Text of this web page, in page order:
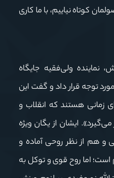
کوتاه نیاییم، با ما کاری
ولی‌فقیه جایگاه
توجه قرار داد و گفت این
زمانی هستند که انقلاب و
ایشان از یگان ویژه
هم از نظر روحی آماده و
اما روح قوی و توکل به